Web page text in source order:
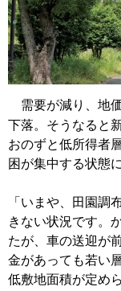
需要が減り、地
下落。そうなると
おのずと低所得者
困が集中する状態
「いまや、田園調
きない状況です。
たが、車の送迎が
金があっても若い
低敷地面積が定め